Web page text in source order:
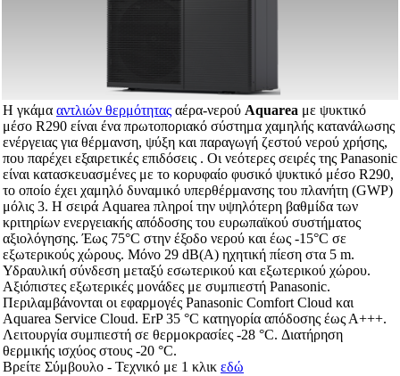
Η γκάμα αντλιών θερμότητας αέρα-νερού Aquarea με ψυκτικό
μέσο R290 είναι ένα πρωτοποριακό σύστημα χαμηλής κατανάλωσης
ενέργειας για θέρμανση, ψύξη και παραγωγή ζεστού νερού χρήσης,
που παρέχει εξαιρετικές επιδόσεις . Οι νεότερες σειρές της Panasonic
είναι κατασκευασμένες με το κορυφαίο φυσικό ψυκτικό μέσο R290,
το οποίο έχει χαμηλό δυναμικό υπερθέρμανσης του πλανήτη (GWP)
μόλις 3. Η σειρά Aquarea πληροί την υψηλότερη βαθμίδα των
κριτηρίων ενεργειακής απόδοσης του ευρωπαϊκού συστήματος
αξιολόγησης. Έως 75°C στην έξοδο νερού και έως -15°C σε
εξωτερικούς χώρους. Μόνο 29 dB(A) ηχητική πίεση στα 5 m.
Υδραυλική σύνδεση μεταξύ εσωτερικού και εξωτερικού χώρου.
Αξιόπιστες εξωτερικές μονάδες με συμπιεστή Panasonic.
Περιλαμβάνονται οι εφαρμογές Panasonic Comfort Cloud και
Aquarea Service Cloud. ErP 35 °C κατηγορία απόδοσης έως Α+++.
Λειτουργία συμπιεστή σε θερμοκρασίες -28 °C. Διατήρηση
θερμικής ισχύος στους -20 °C.
Βρείτε Σύμβουλο - Τεχνικό με 1 κλικ εδώ